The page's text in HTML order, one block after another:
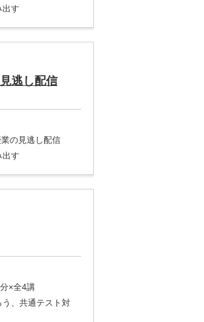
出す
逃し配信
の見逃し配信
出す
×全4講
、共通テスト対